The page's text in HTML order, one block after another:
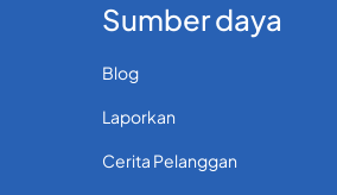
Sumber daya
Blog
Laporkan
Cerita Pelanggan